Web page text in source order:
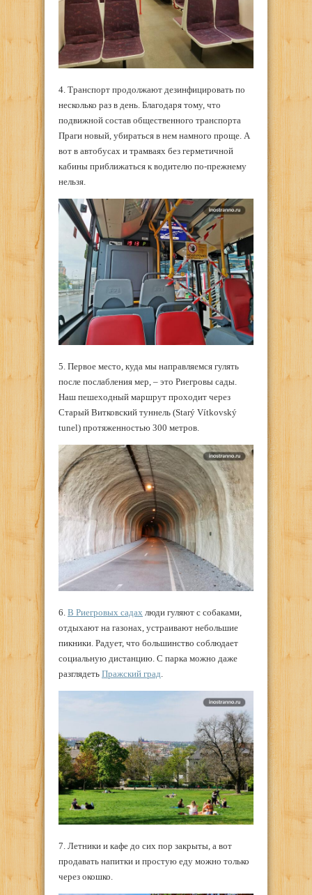
4. Транспорт продолжают дезинфицировать по
несколько раз в день. Благодаря тому, что
подвижной состав общественного транспорта
Праги новый, убираться в нем намного проще. А
вот в автобусах и трамваях без герметичной
кабины приближаться к водителю по-прежнему
нельзя.
5. Первое место, куда мы направляемся гулять
после послабления мер, – это Риегровы сады.
Наш пешеходный маршрут проходит через
Старый Витковский туннель (Starý Vítkovský
tunel) протяженностью 300 метров.
6. В Риегровых садах люди гуляют с собаками,
отдыхают на газонах, устраивают небольшие
пикники. Радует, что большинство соблюдает
социальную дистанцию. С парка можно даже
разглядеть Пражский град.
7. Летники и кафе до сих пор закрыты, а вот
продавать напитки и простую еду можно только
через окошко.